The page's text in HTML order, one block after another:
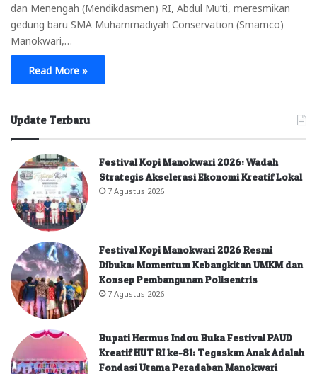
dan Menengah (Mendikdasmen) RI, Abdul Mu’ti, meresmikan
gedung baru SMA Muhammadiyah Conservation (Smamco)
Manokwari,…
Read More »
Update Terbaru
Festival Kopi Manokwari 2026: Wadah
Strategis Akselerasi Ekonomi Kreatif Lokal
7 Agustus 2026
Festival Kopi Manokwari 2026 Resmi
Dibuka: Momentum Kebangkitan UMKM dan
Konsep Pembangunan Polisentris
7 Agustus 2026
Bupati Hermus Indou Buka Festival PAUD
Kreatif HUT RI ke-81: Tegaskan Anak Adalah
Fondasi Utama Peradaban Manokwari